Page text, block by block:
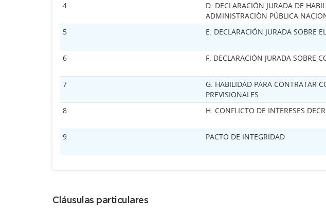
4
D. DECLARACIÓN JURADA DE
ADMINISTRACIÒN PÚBLICA
5
E. DECLARACIÓN JURADA SOBRE
6
F. DECLARACIÓN JURADA SOBRE
7
G. HABILIDAD PARA CONTRATAR
PREVISIONALES
8
H. CONFLICTO DE INTERESES
9
PACTO DE INTEGRIDAD
Cláusulas particulares